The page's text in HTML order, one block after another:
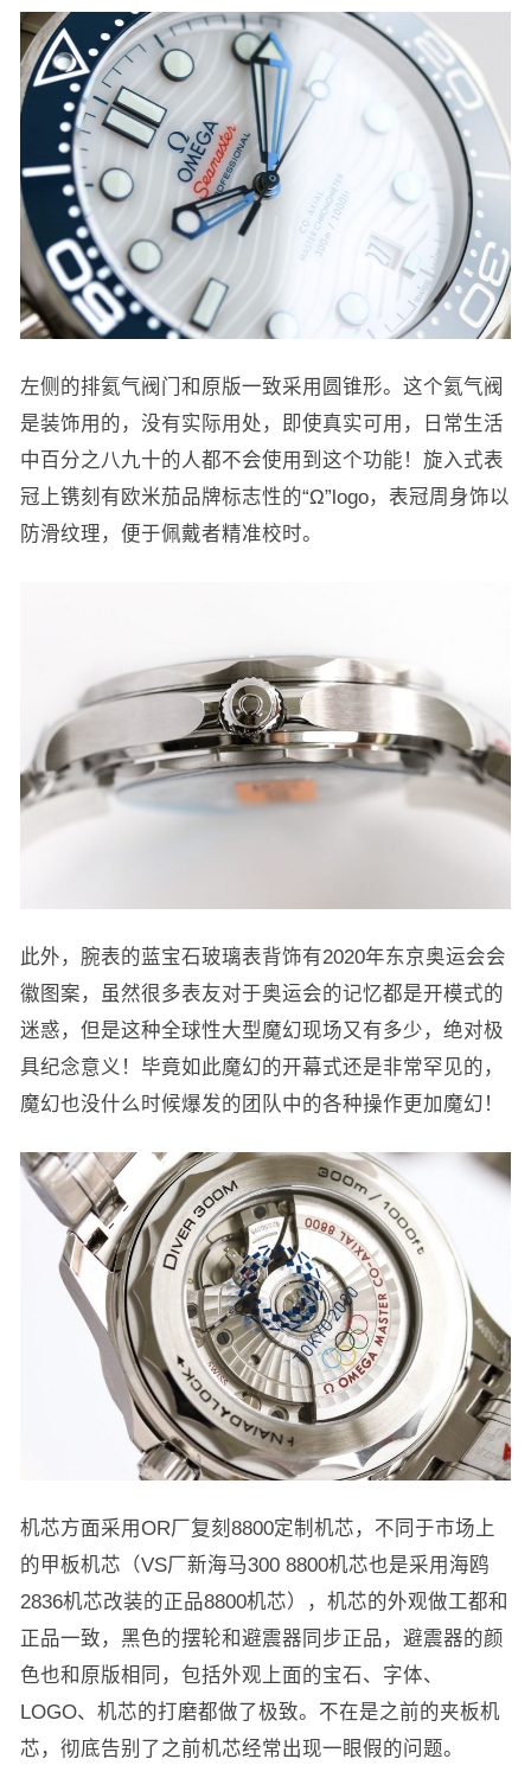
左侧的排氦气阀门和原版一致采用圆锥形。这个氦气阀
是装饰用的，没有实际用处，即使真实可用，日常生活
中百分之八九十的人都不会使用到这个功能！旋入式表
冠上镌刻有欧米茄品牌标志性的“Ω”logo，表冠周身饰以
防滑纹理，便于佩戴者精准校时。
此外，腕表的蓝宝石玻璃表背饰有2020年东京奥运会会
徽图案，虽然很多表友对于奥运会的记忆都是开模式的
迷惑，但是这种全球性大型魔幻现场又有多少，绝对极
具纪念意义！毕竟如此魔幻的开幕式还是非常罕见的，
魔幻也没什么时候爆发的团队中的各种操作更加魔幻！
机芯方面采用OR厂复刻8800定制机芯，不同于市场上
的甲板机芯（VS厂新海马300 8800机芯也是采用海鸥
2836机芯改装的正品8800机芯），机芯的外观做工都和
正品一致，黑色的摆轮和避震器同步正品，避震器的颜
色也和原版相同，包括外观上面的宝石、字体、
LOGO、机芯的打磨都做了极致。不在是之前的夹板机
芯，彻底告别了之前机芯经常出现一眼假的问题。